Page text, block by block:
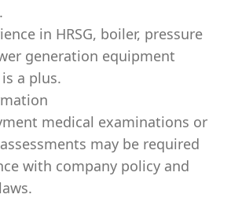
in HRSG, boiler, pressure
generation equipment
a plus.
medical examinations or
may be required
with company policy and